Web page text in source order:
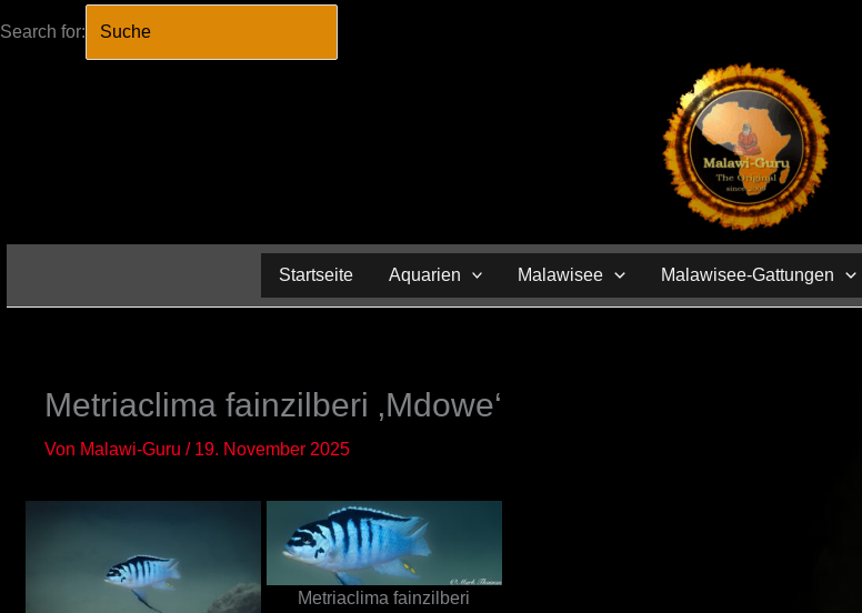
Search for:
Startseite Aquarien Malawisee Malawisee-Gattungen
Metriaclima fainzilberi ‚Mdowe‘
Von Malawi-Guru / 19. November 2025
Metriaclima fainzilberi